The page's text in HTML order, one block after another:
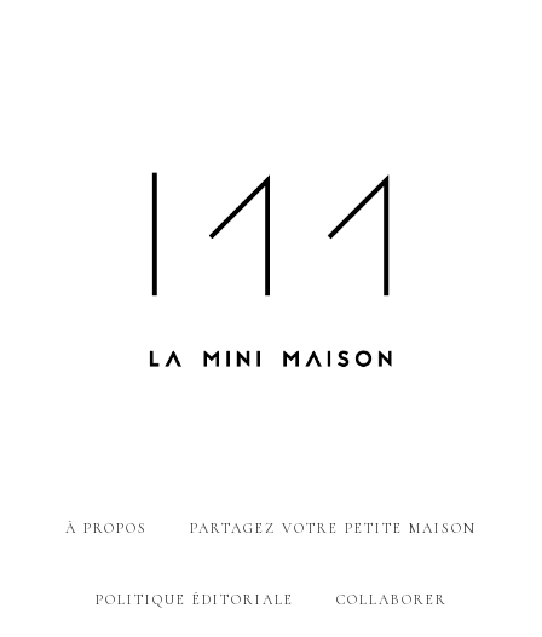
À PROPOS PARTAGEZ VOTRE PETITE MAISON
POLITIQUE ÉDITORIALE COLLABORER